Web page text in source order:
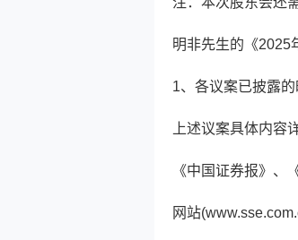
明非先生的《2025
1、各议案已披露
上述议案具体内容
《中国证券报》、
网站